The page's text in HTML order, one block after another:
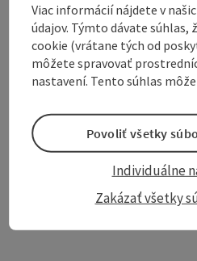
Contact
Arrival
Suitability
Accessibility
Viac informácií nájdete v
údajov. Týmto dávate súhlas,
cookie (vrátane tých od
môžete spravovať
nastavení. Tento súhlas
Zakázať všetky
Individuálne
Povoliť všetky